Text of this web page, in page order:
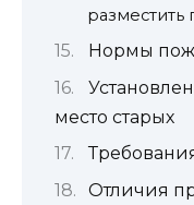
разместить
Нормы
место старых
Отличия